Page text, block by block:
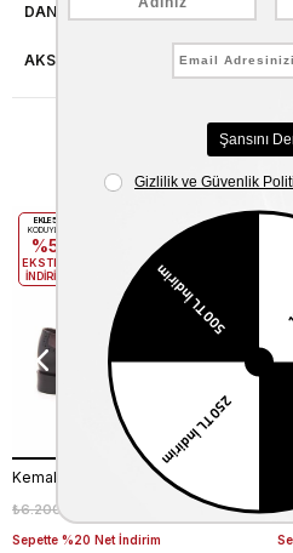
DANIŞMA HATTI
AKSESUAR ONARIMI
Benzer
₺6.200,00
Sepette %20 Net İndirim
EKLE5
KODUYLA
%5
EKSTRA
İNDİRİM